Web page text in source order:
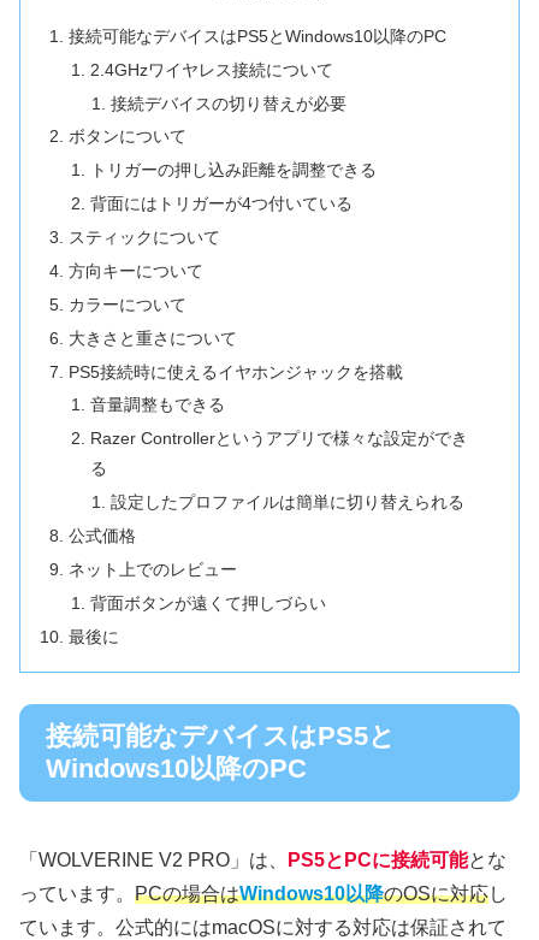
接続可能なデバイスはPS5とWindows10以降のPC
2.4GHzワイヤレス接続について
接続デバイスの切り替えが必要
ボタンについて
トリガーの押し込み距離を調整できる
背面にはトリガーが4つ付いている
スティックについて
方向キーについて
カラーについて
大きさと重さについて
PS5接続時に使えるイヤホンジャックを搭載
音量調整もできる
Razer Controllerというアプリで様々な設定ができ
る
設定したプロファイルは簡単に切り替えられる
公式価格
ネット上でのレビュー
背面ボタンが遠くて押しづらい
最後に
接続可能なデバイスはPS5と
Windows10以降のPC
「WOLVERINE V2 PRO」は、 PS5とPCに接続可能とな
っています。 PCの場合はWindows10以降のOSに対応し
ています。公式的にはmacOSに対する対応は保証されて